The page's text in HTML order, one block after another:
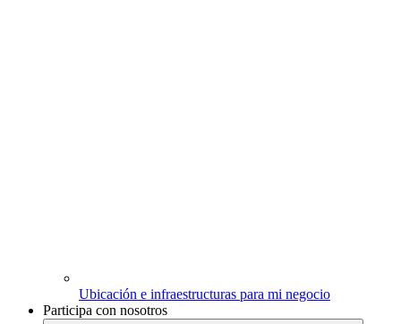
Ubicación e infraestructuras para mi negocio
Participa con nosotros